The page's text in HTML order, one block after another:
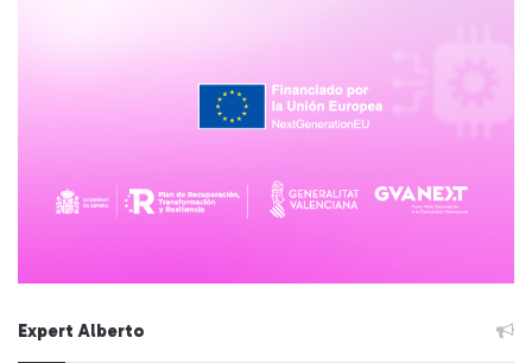
Expert Alberto